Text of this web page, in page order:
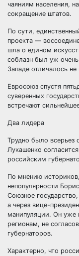
чаяниям населения,
сокращение штатов.
По сути,
проекта —
шла о едином
соблазн был уж
Западе отличалось
Евросоюз спустя
суверенных
встречают
Два лидера
Трудно было
Лукашенко
российским
По мнению
непопулярности
Союзное
а через вице-
манипуляции. Он уже
регионам, не
губернаторов.
Характерно, что